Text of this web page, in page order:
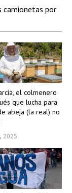
el colmenero
que lucha para
abeja (la real) no
2025
camionetas por